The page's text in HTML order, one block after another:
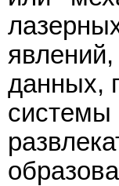
данных,